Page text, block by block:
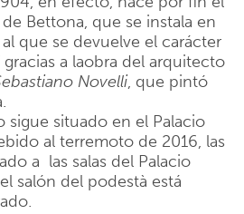
Bettona, que se instala en
al que se devuelve el carácter
a laobra del arquitecto
Novelli, que pintó
sigue situado en el Palacio
al terremoto de 2016, las
a las salas del Palacio
salón del podestà está